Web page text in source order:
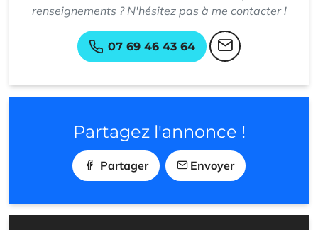
renseignements ? N'hésitez pas à me contacter !
07 69 46 43 64
Partagez l'annonce !
Partager Envoyer